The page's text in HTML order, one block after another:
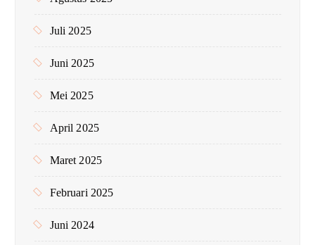
Juli 2025
Juni 2025
Mei 2025
April 2025
Maret 2025
Februari 2025
Juni 2024